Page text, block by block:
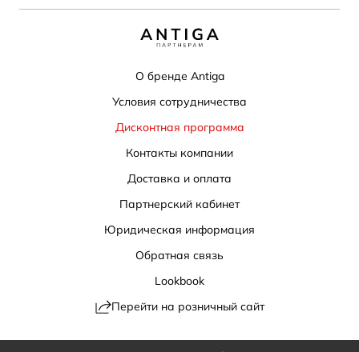
О бренде Antiga
Условия сотрудничества
Дисконтная программа
Контакты компании
Доставка и оплата
Партнерский кабинет
Юридическая информация
Обратная связь
Lookbook
Перейти на розничный сайт
Политика конфиденциальности